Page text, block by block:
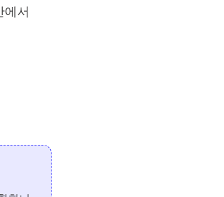
에서